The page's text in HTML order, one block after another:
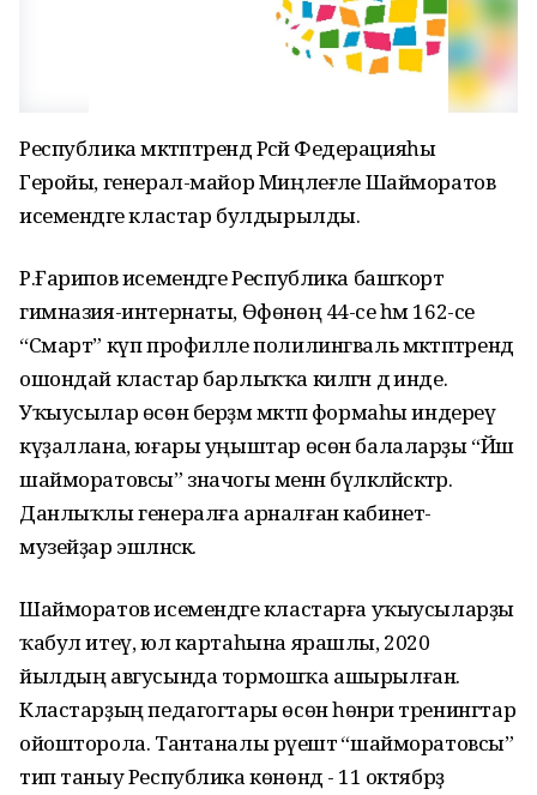
Республика мәктәптәрендә Рәсәй Федерацияһы
Геройы, генерал-майор Миңлеғәле Шайморатов
исемендәге кластар булдырылды.
Р.Ғарипов исемендәге Республика башҡорт
гимназия-интернаты, Өфөнөң 44-се һәм 162-се
“Смарт” күп профилле полилингваль мәктәптәрендә
ошондай кластар барлыҡҡа килгән дә инде.
Уҡыусылар өсөн берҙәм мәктәп формаһы индереү
күҙаллана, юғары уңыштар өсөн балаларҙы “Йәш
шайморатовсы” значогы менән бүләкләйәсәктәр.
Данлыҡлы генералға арналған кабинет-
музейҙар эшләнәсәк.
Шайморатов исемендәге кластарға уҡыусыларҙы
ҡабул итеү, юл картаһына ярашлы, 2020
йылдың авгусында тормошҡа ашырылған.
Кластарҙың педагогтары өсөн һөнәри тренингтар
ойошторола. Тантаналы рәүештә “шайморатовсы”
тип таныу Республика көнөндә - 11 октябрҙә